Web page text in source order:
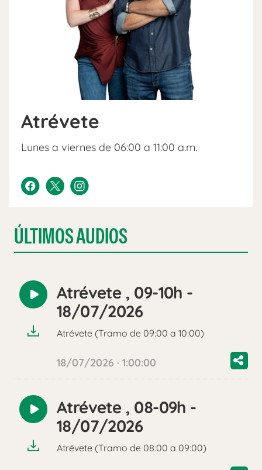
Atrévete
Lunes a viernes de 06:00 a 11:00 a.m.
ÚLTIMOS AUDIOS
Reproducir
audio
Atrévete , 09-10h -
18/07/2026
Atrévete (Tramo de 09:00 a 10:00)
18/07/2026 · 1:00:00
Reproducir
audio
Atrévete , 08-09h -
18/07/2026
Atrévete (Tramo de 08:00 a 09:00)